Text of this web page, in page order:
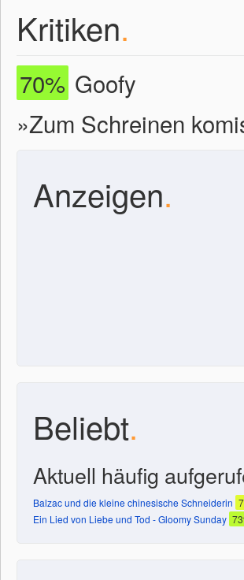
Kritiken.
70% Goofy
»Zum Schreinen
Anzeigen.
Beliebt.
Aktuell häufig
Balzac und die kleine chinesische Schneiderin
Ein Lied von Liebe und Tod - Gloomy Sunday